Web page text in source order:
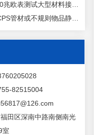
地电阻（采用1个50003 点到点重锤电极, ANSI/ESD TR53 规范）
或不规则物品静电衰减时间测量
82515004
田区深南中路南侧南光
室